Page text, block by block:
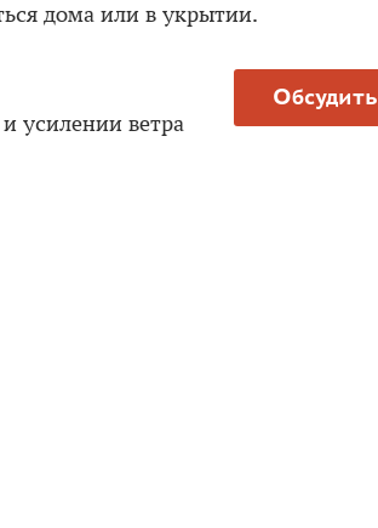
дома или в укрытии.
Обсудить
усилении ветра